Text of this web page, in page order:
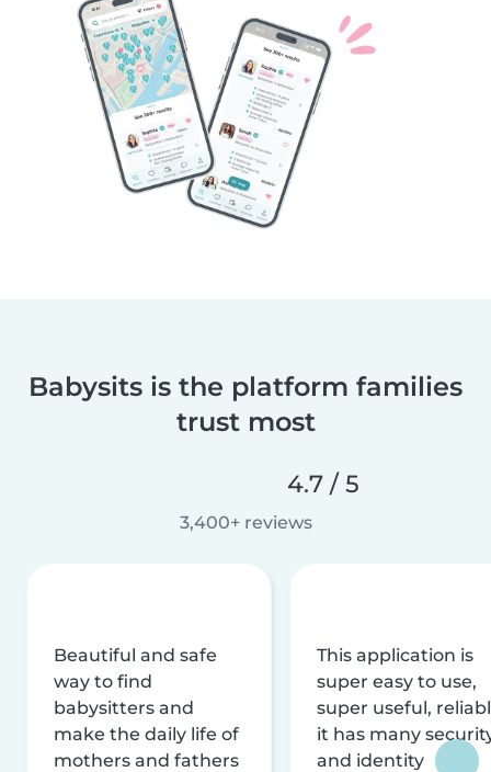
Babysits is the platform families
trust most
4.7 / 5
3,400+ reviews
Beautiful and safe
way to find
babysitters and
make the daily life of
mothers and fathers
This application is
super easy to use,
super useful,
it has many
and identity